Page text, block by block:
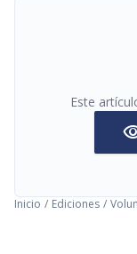
Este
Inicio / Ediciones /